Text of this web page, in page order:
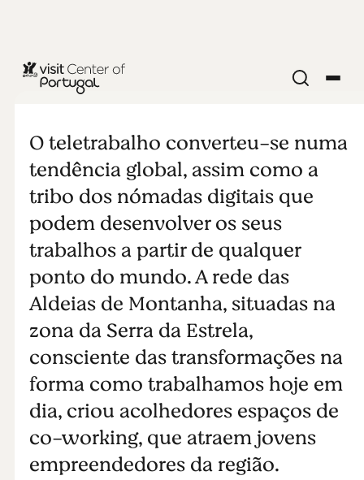
F L E X I B I L I
D A D E
O teletrabalho converteu-se numa
tendência global, assim como a
tribo dos nómadas digitais que
podem desenvolver os seus
trabalhos a partir de qualquer
ponto do mundo. A rede das
Aldeias de Montanha, situadas na
zona da Serra da Estrela,
consciente das transformações na
forma como trabalhamos hoje em
dia, criou acolhedores espaços de
co-working, que atraem jovens
empreendedores da região.